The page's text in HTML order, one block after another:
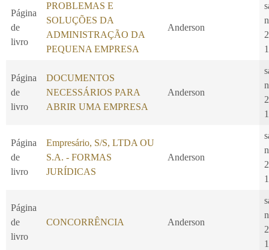
Página
de
livro
PROBLEMAS E
SOLUÇÕES DA
ADMINISTRAÇÃO DA
PEQUENA EMPRESA
Anderson
Página
de
livro
DOCUMENTOS
NECESSÁRIOS PARA
ABRIR UMA EMPRESA
Anderson
Página
de
livro
Empresário, S/S, LTDA OU
S.A. - FORMAS
JURÍDICAS
Anderson
Página
de
livro
CONCORRÊNCIA Anderson